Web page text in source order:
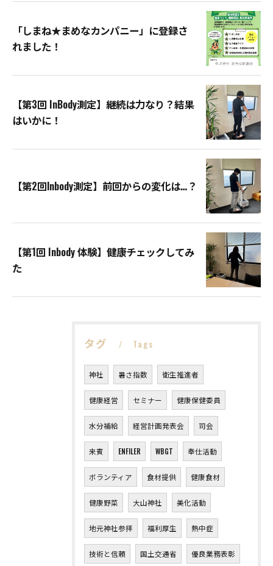
「しまね★まめなカンパニー」に登録さ
れました！
【第3回 InBody測定】継続は力なり？結果
はいかに！
【第2回lnbody測定】前回からの変化は…？
【第1回 Inbody 体験】健康チェックしてみ
た
タグ Tags
神社 暑さ指数 衛生推進者
健康経営 セミナー 健康保健委員
水分補給 経営計画発表会 司会
来賓 ENFILER WBGT 奉仕活動
ボランティア 食材提供 健康食材
健康野菜 大山神社 美化活動
地元神社参拝 福利厚生 熱中症
技術と信頼 国土交通省 優良業務表彰